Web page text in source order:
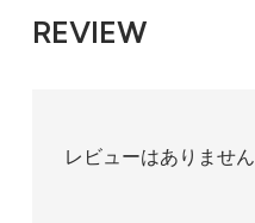
REVIEW
レビューはありません